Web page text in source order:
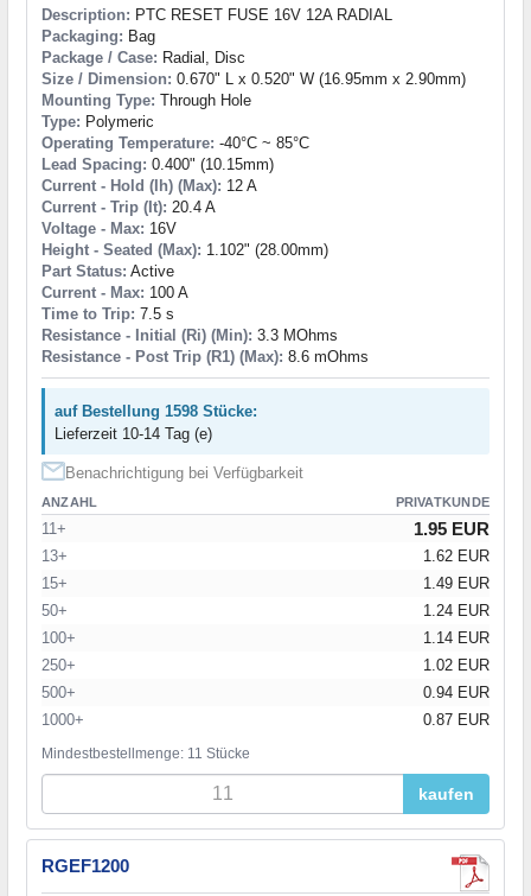
Description: PTC RESET FUSE 16V 12A RADIAL
Packaging: Bag
Package / Case: Radial, Disc
Size / Dimension: 0.670" L x 0.520" W (16.95mm x 2.90mm)
Mounting Type: Through Hole
Type: Polymeric
Operating Temperature: -40°C ~ 85°C
Lead Spacing: 0.400" (10.15mm)
Current - Hold (Ih) (Max): 12 A
Current - Trip (It): 20.4 A
Voltage - Max: 16V
Height - Seated (Max): 1.102" (28.00mm)
Part Status: Active
Current - Max: 100 A
Time to Trip: 7.5 s
Resistance - Initial (Ri) (Min): 3.3 MOhms
Resistance - Post Trip (R1) (Max): 8.6 mOhms
auf Bestellung 1598 Stücke:
Lieferzeit 10-14 Tag (e)
Benachrichtigung bei Verfügbarkeit
ANZAHL PRIVATKUNDE
11+ 1.95 EUR
13+
1.62 EUR
15+
1.49 EUR
50+
1.24 EUR
100+
1.14 EUR
250+
1.02 EUR
500+
0.94 EUR
1000+
0.87 EUR
Mindestbestellmenge: 11 Stücke
kaufen
RGEF1200